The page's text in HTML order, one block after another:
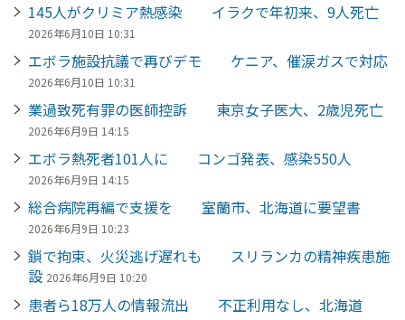
145人がクリミア熱感染 イラクで年初来、9人死亡
2026年6月10日 10:31
エボラ施設抗議で再びデモ ケニア、催涙ガスで対応
2026年6月10日 10:31
業過致死有罪の医師控訴 東京女子医大、2歳児死亡
2026年6月9日 14:15
エボラ熱死者101人に コンゴ発表、感染550人
2026年6月9日 14:15
総合病院再編で支援を 室蘭市、北海道に要望書
2026年6月9日 10:23
鎖で拘束、火災逃げ遅れも スリランカの精神疾患施
設 2026年6月9日 10:20
患者ら18万人の情報流出 不正利用なし、北海道